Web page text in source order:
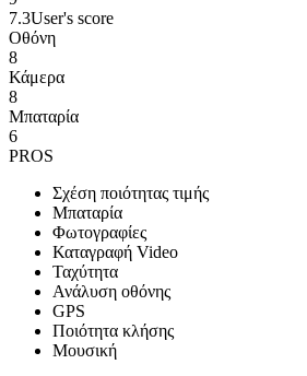
7.3User's score
Οθόνη
8
Κάμερα
8
Μπαταρία
6
PROS
Σχέση ποιότητας τιμής
Μπαταρία
Φωτογραφίες
Καταγραφή Video
Ταχύτητα
Ανάλυση οθόνης
GPS
Ποιότητα κλήσης
Μουσική